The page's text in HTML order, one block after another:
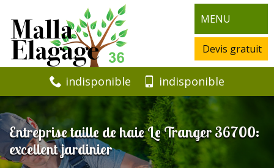
MENU
Devis gratuit
indisponible indisponible
Entreprise taille de haie Le Tranger 36700:
excellent jardinier